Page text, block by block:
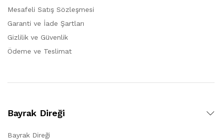
Mesafeli Satış Sözleşmesi
Garanti ve İade Şartları
Gizlilik ve Güvenlik
Ödeme ve Teslimat
Bayrak Direği
Bayrak Direği